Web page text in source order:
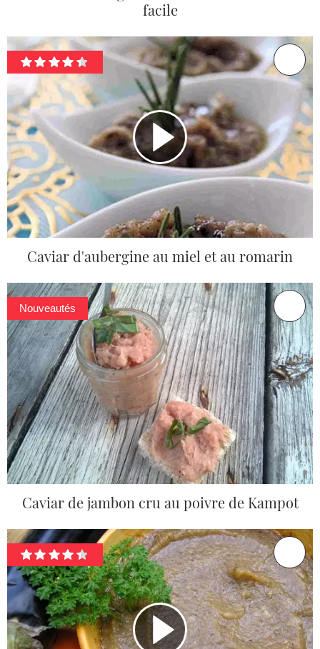
facile
Caviar d'aubergine au miel et au romarin
Nouveautés
Caviar de jambon cru au poivre de Kampot